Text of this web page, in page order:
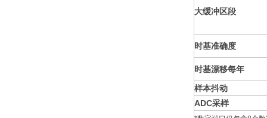
大缓冲区段
时基准确度
时基漂移每年
样本抖动
ADC采样